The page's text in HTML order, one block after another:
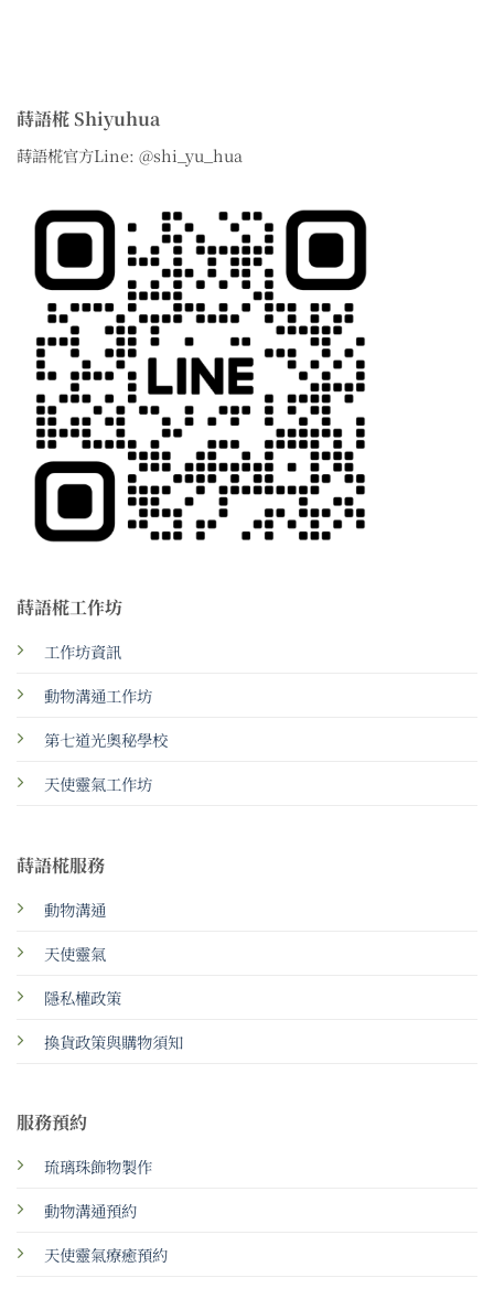
蒔語椛 Shiyuhua
蒔語椛官方Line: @shi_yu_hua
蒔語椛工作坊
工作坊資訊
動物溝通工作坊
第七道光奧秘學校
天使靈氣工作坊
蒔語椛服務
動物溝通
天使靈氣
隱私權政策
換貨政策與購物須知
服務預約
琉璃珠飾物製作
動物溝通預約
天使靈氣療癒預約